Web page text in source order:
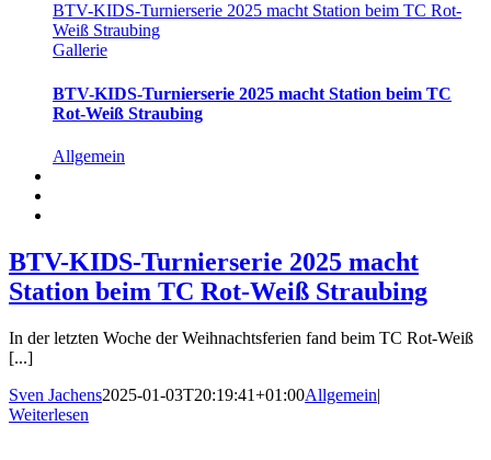
BTV-KIDS-Turnierserie 2025 macht Station beim TC Rot-
Weiß Straubing
Gallerie
BTV-KIDS-Turnierserie 2025 macht Station beim TC
Rot-Weiß Straubing
Allgemein
BTV-KIDS-Turnierserie 2025 macht
Station beim TC Rot-Weiß Straubing
In der letzten Woche der Weihnachtsferien fand beim TC Rot-Weiß
[...]
Sven Jachens2025-01-03T20:19:41+01:00Allgemein|
Weiterlesen